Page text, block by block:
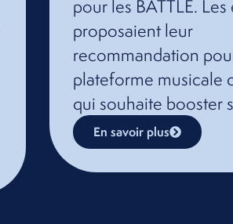
pour les BATTLE.
proposaient leur
recommandation
plateforme musicale
qui souhaite booster
En savoir plus